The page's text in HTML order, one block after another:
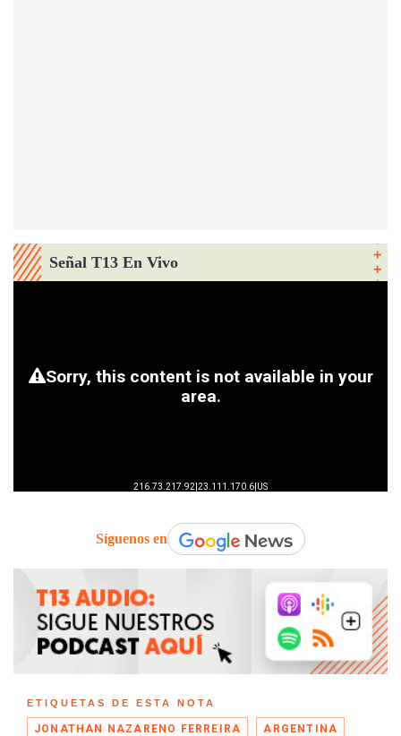
Señal T13 En Vivo
Síguenos en
ETIQUETAS DE ESTA NOTA
JONATHAN NAZARENO FERREIRA ARGENTINA